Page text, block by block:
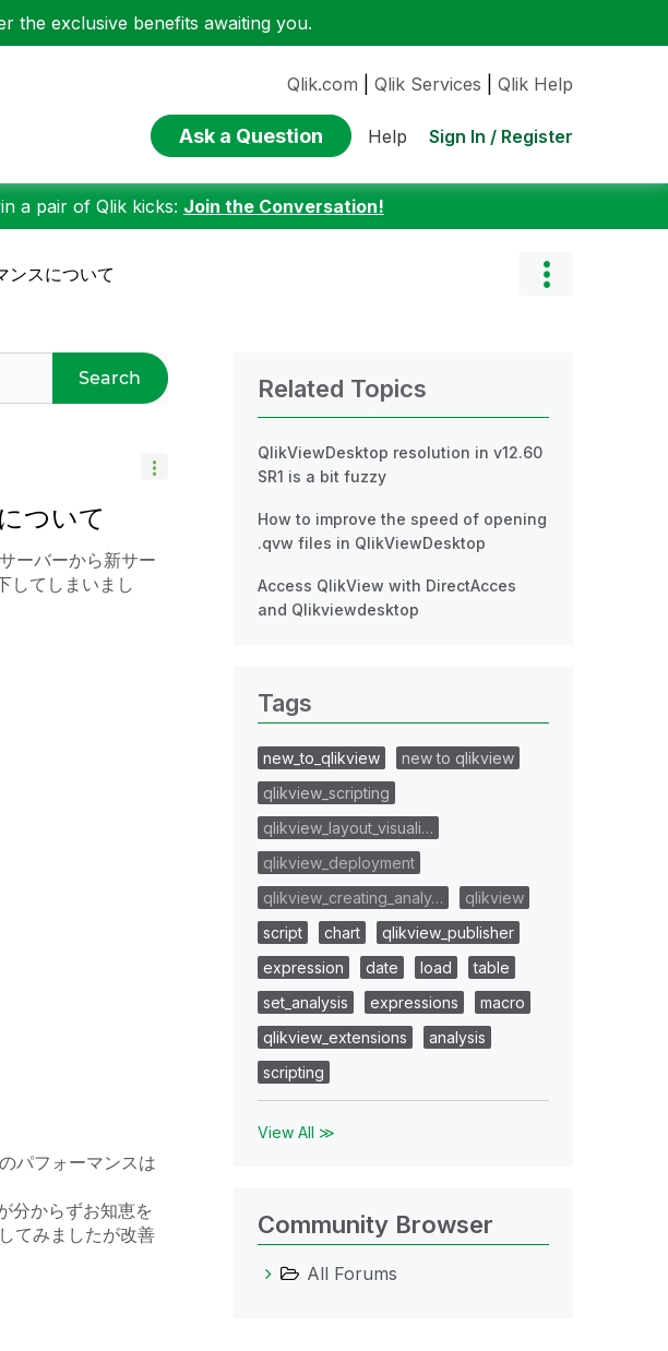
the exclusive benefits awaiting you.
Qlik.com Qlik Services Qlik Help
Ask a Question Help Sign In / Register
a pair of Qlik kicks: Join the Conversation!
ンスについて
Search
ついて
ーバーから新サー
してしまいまし
パフォーマンスは
分からずお知恵を
てみましたが改善
Related Topics
QlikViewDesktop resolution in v12.60
SR1 is a bit fuzzy
How to improve the speed of opening
.qvw files in QlikViewDesktop
Access QlikView with DirectAcces
and Qlikviewdesktop
Tags
new_to_qlikview
new to qlikview
qlikview_scripting
qlikview_layout_visuali…
qlikview_deployment
qlikview_creating_analy…
qlikview
script
chart
qlikview_publisher
expression
date load
table
set_analysis
expressions
macro
qlikview_extensions
analysis
scripting
View All ≫
Community Browser
All Forums